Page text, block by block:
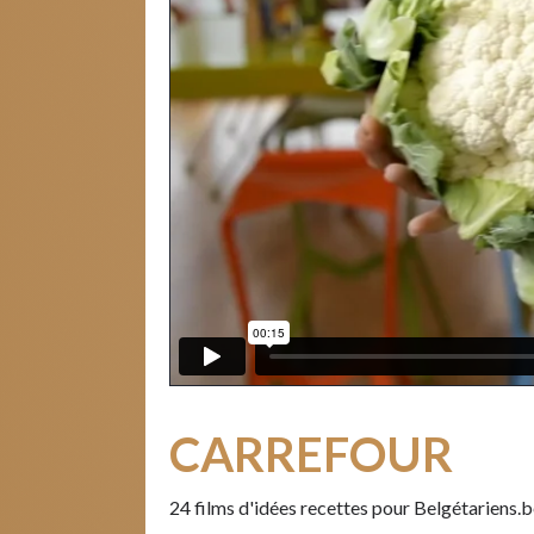
CARREFOUR
24 films d'idées recettes pour